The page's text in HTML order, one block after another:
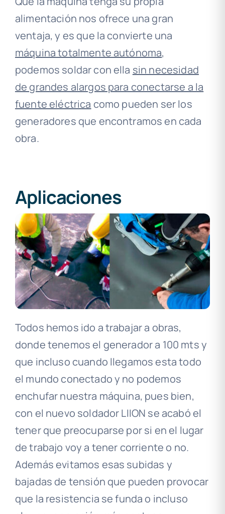
alimentación nos ofrece una gran
ventaja, y es que la convierte una
máquina totalmente autónoma,
podemos soldar con ella sin necesidad
de grandes alargos para conectarse a la
fuente eléctrica como pueden ser los
generadores que encontramos en cada
obra.
Aplicaciones
Todos hemos ido a trabajar a obras,
donde tenemos el generador a 100 mts y
que incluso cuando llegamos esta todo
el mundo conectado y no podemos
enchufar nuestra máquina, pues bien,
con el nuevo soldador LIION se acabó el
tener que preocuparse por si en el lugar
de trabajo voy a tener corriente o no.
Además evitamos esas subidas y
bajadas de tensión que pueden provocar
que la resistencia se funda o incluso